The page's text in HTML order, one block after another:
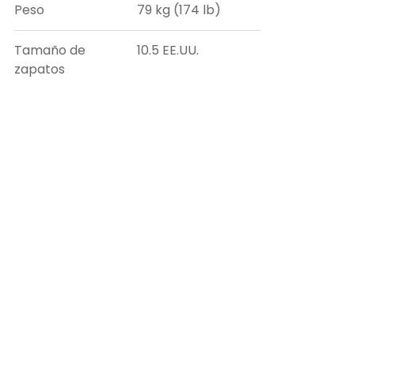
Peso 79 kg (174 lb)
Tamaño de
zapatos
10.5 EE.UU.